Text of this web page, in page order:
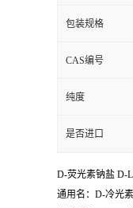
包装规格
CAS编号
纯度
是否进口
D-荧光素钠盐 D-
通用名：D-冷光